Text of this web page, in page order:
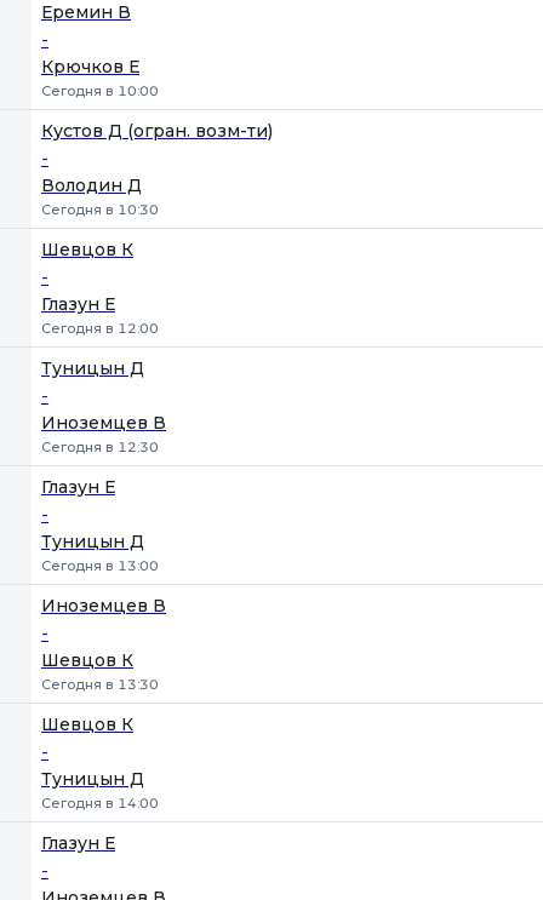
Еремин В
-
Крючков Е
Сегодня в 10:00
Кустов Д (огран. возм-ти)
-
Володин Д
Сегодня в 10:30
Шевцов К
-
Глазун Е
Сегодня в 12:00
Туницын Д
-
Иноземцев В
Сегодня в 12:30
Глазун Е
-
Туницын Д
Сегодня в 13:00
Иноземцев В
-
Шевцов К
Сегодня в 13:30
Шевцов К
-
Туницын Д
Сегодня в 14:00
Глазун Е
-